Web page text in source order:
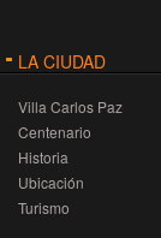
LA CIUDAD
Villa Carlos Paz
Centenario
Historia
Ubicación
Turismo